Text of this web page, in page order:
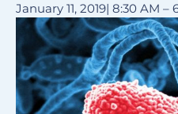
January 11, 2019| 8:30 AM –